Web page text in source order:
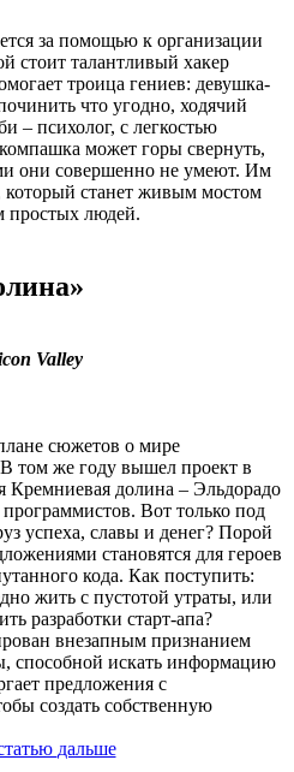
за помощью к организации
стоит талантливый хакер
троица гениев: девушка-
что угодно, ходячий
– психолог, с легкостью
может горы свернуть,
они совершенно не умеют. Им
который станет живым мостом
простых людей.
Valley
сюжетов о мире
том же году вышел проект в
Кремниевая долина – Эльдорадо
Вот только под
успеха, славы и денег? Порой
становятся для героев
кода. Как поступить:
жить с пустотой утраты, или
разработки старт-апа?
внезапным признанием
способной искать информацию
предложения с
создать собственную
дальше